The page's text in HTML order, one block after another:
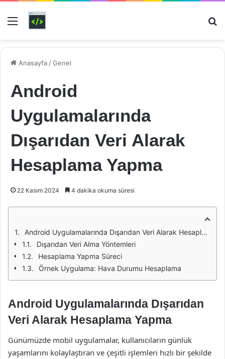
Menü
Anasayfa /Genel
Android
Uygulamalarında
Dışarıdan Veri Alarak
Hesaplama Yapma
22 Kasım 2024 4 dakika okuma süresi
Android Uygulamalarında Dışarıdan Veri Alarak Hesaplama Yapma
Dışarıdan Veri Alma Yöntemleri
Hesaplama Yapma Süreci
Örnek Uygulama: Hava Durumu Hesaplama
Android Uygulamalarında Dışarıdan
Veri Alarak Hesaplama Yapma
Günümüzde mobil uygulamalar, kullanıcıların günlük
yaşamlarını kolaylaştıran ve çeşitli işlemleri hızlı bir şekilde